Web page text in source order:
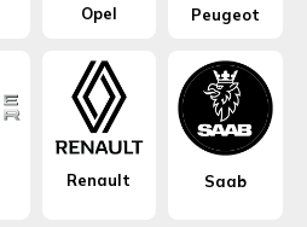
Opel Peugeot
Renault Saab